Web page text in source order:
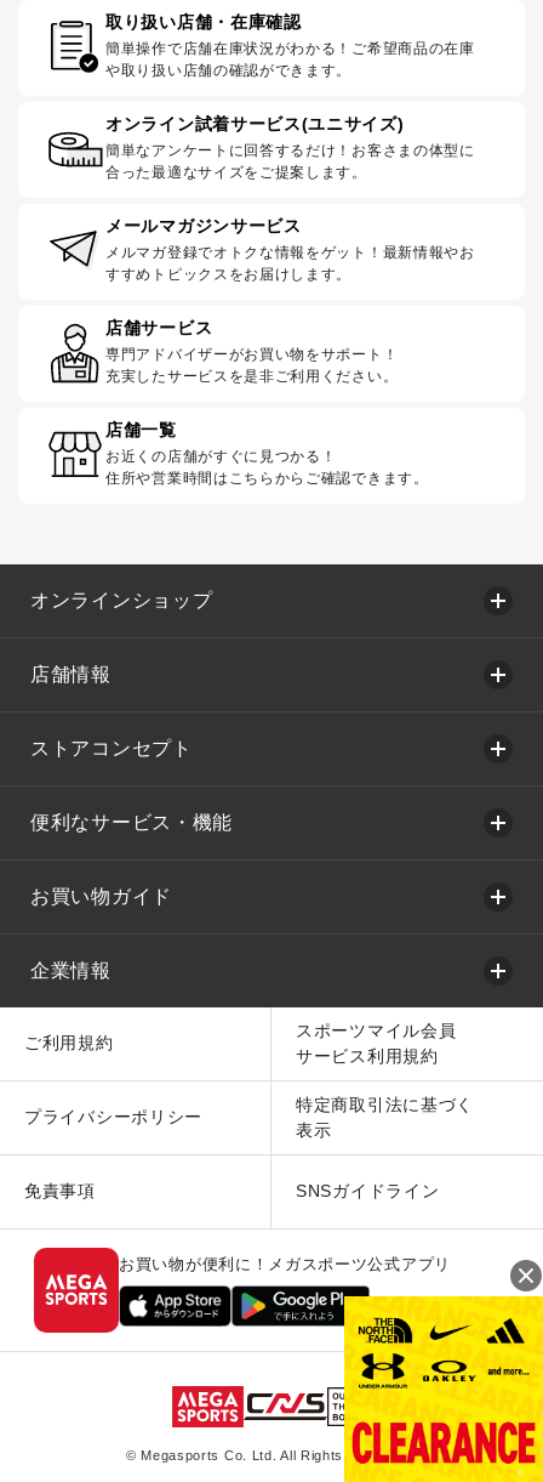
取り扱い店舗・在庫確認
簡単操作で店舗在庫状況がわかる！ご希望商品の在庫
や取り扱い店舗の確認ができます。
オンライン試着サービス(ユニサイズ)
簡単なアンケートに回答するだけ！お客さまの体型に
合った最適なサイズをご提案します。
メールマガジンサービス
メルマガ登録でオトクな情報をゲット！最新情報やお
すすめトピックスをお届けします。
店舗サービス
専門アドバイザーがお買い物をサポート！
充実したサービスを是非ご利用ください。
店舗一覧
お近くの店舗がすぐに見つかる！
住所や営業時間はこちらからご確認できます。
オンラインショップ
店舗情報
ストアコンセプト
便利なサービス・機能
お買い物ガイド
企業情報
ご利用規約
スポーツマイル会員
サービス利用規約
プライバシーポリシー
特定商取引法に基づく
表示
免責事項 SNSガイドライン
お買い物が便利に！メガスポーツ公式アプリ
© Megasports Co. Ltd. All Rights Reserved.